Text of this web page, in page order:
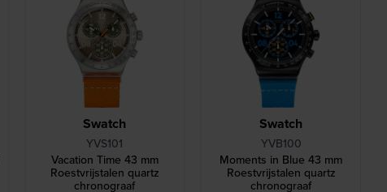
Swatch
YVS101
Vacation Time 43 mm
Roestvrijstalen quartz
chronograaf
Swatch
YVB100
Moments in Blue 43 mm
Roestvrijstalen quartz
chronograaf